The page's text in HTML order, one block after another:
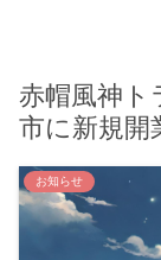
赤帽風神ト
市に新規開
お知らせ